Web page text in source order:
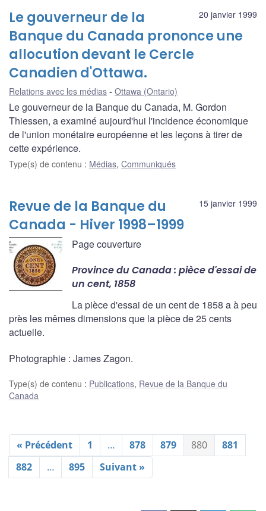
20 janvier 1999
Le gouverneur de la
Banque du Canada prononce une
allocution devant le Cercle
Canadien d'Ottawa.
Relations avec les médias Ottawa (Ontario)
Le gouverneur de la Banque du Canada, M. Gordon
Thiessen, a examiné aujourd'hui l'incidence économique
de l'union monétaire européenne et les leçons à tirer de
cette expérience.
Type(s) de contenu : Médias, Communiqués
15 janvier 1999
Revue de la Banque du
Canada - Hiver 1998–1999
Page couverture
Province du Canada : pièce d'essai de
un cent, 1858
La pièce d'essai de un cent de 1858 a à peu
près les mêmes dimensions que la pièce de 25 cents
actuelle.
Photographie : James Zagon.
Type(s) de contenu : Publications, Revue de la Banque du
Canada
« Précédent 1 … 878 879 880
881
882
… 895 Suivant »